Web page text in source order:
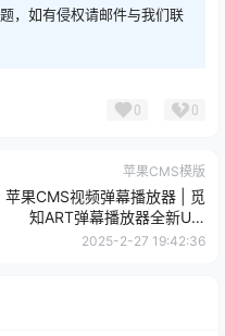
，如有侵权请邮件与我们联
0 0
苹果CMS模版
苹果CMS视频弹幕播放器 | 觅
知ART弹幕播放器全新UI |
MizhiPlayer多功能播放器
2025-2-27 19:42:36